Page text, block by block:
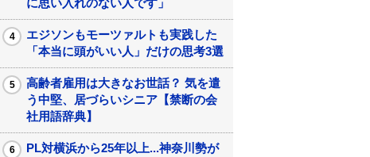
に思い入れのない人です」
エジソンもモーツァルトも実践した
「本当に頭がいい人」だけの思考3選
高齢者雇用は大きなお世話？ 気を遣
う中堅、居づらいシニア【禁断の会
社用語辞典】
PL対横浜から25年以上...神奈川勢が